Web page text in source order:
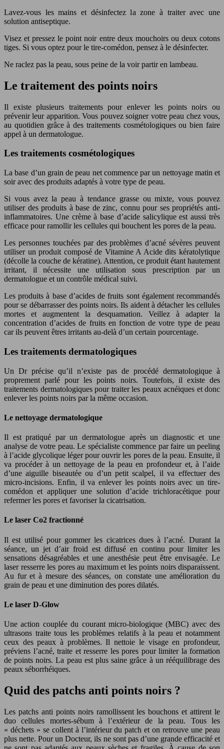
Lavez-vous les mains et désinfectez la zone à traiter avec une
solution antiseptique.
Visez et pressez le point noir entre deux mouchoirs ou deux cotons
tiges. Si vous optez pour le tire-comédon, pensez à le désinfecter.
Ne raclez pas la peau, sous peine de la voir partir en lambeau.
Le traitement des points noirs
Il existe plusieurs traitements pour enlever les points noirs ou
prévenir leur apparition. Vous pouvez soigner votre peau chez vous,
au quotidien grâce à des traitements cosmétologiques ou bien faire
appel à un dermatologue.
Les traitements cosmétologiques
La base d’un grain de peau net commence par un nettoyage matin et
soir avec des produits adaptés à votre type de peau.
Si vous avez la peau à tendance grasse ou mixte, vous pouvez
utiliser des produits à base de zinc, connu pour ses propriétés anti-
inflammatoires. Une crème à base d’acide salicylique est aussi très
efficace pour ramollir les cellules qui bouchent les pores de la peau.
Les personnes touchées par des problèmes d’acné sévères peuvent
utiliser un produit composé de Vitamine A Acide dits kératolytique
(décolle la couche de kératine). Attention, ce produit étant hautement
irritant, il nécessite une utilisation sous prescription par un
dermatologue et un contrôle médical suivi.
Les produits à base d’acides de fruits sont également recommandés
pour se débarrasser des points noirs. Ils aident à détacher les cellules
mortes et augmentent la desquamation. Veillez à adapter la
concentration d’acides de fruits en fonction de votre type de peau
car ils peuvent êtres irritants au-delà d’un certain pourcentage.
Les traitements dermatologiques
Un Dr précise qu’il n’existe pas de procédé dermatologique à
proprement parlé pour les points noirs. Toutefois, il existe des
traitements dermatologiques pour traiter les peaux acnéiques et donc
enlever les points noirs par la même occasion.
Le nettoyage dermatologique
Il est pratiqué par un dermatologue après un diagnostic et une
analyse de votre peau. Le spécialiste commence par faire un peeling
à l’acide glycolique léger pour ouvrir les pores de la peau. Ensuite, il
va procéder à un nettoyage de la peau en profondeur et, à l’aide
d’une aiguille biseautée ou d’un petit scalpel, il va effectuer des
micro-incisions. Enfin, il va enlever les points noirs avec un tire-
comédon et appliquer une solution d’acide trichloracétique pour
refermer les pores et favoriser la cicatrisation.
Le laser Co2 fractionné
Il est utilisé pour gommer les cicatrices dues à l’acné. Durant la
séance, un jet d’air froid est diffusé en continu pour limiter les
sensations désagréables et une anesthésie peut être envisagée. Le
laser resserre les pores au maximum et les points noirs disparaissent.
Au fur et à mesure des séances, on constate une amélioration du
grain de peau et une diminution des pores dilatés.
Le laser D-Glow
Une action couplée du courant micro-biologique (MBC) avec des
ultrasons traite tous les problèmes relatifs à la peau et notamment
ceux des peaux à problèmes. Il nettoie le visage en profondeur,
préviens l’acné, traite et resserre les pores pour limiter la formation
de points noirs. La peau est plus saine grâce à un rééquilibrage des
peaux séborrhéiques.
Quid des patchs anti points noirs ?
Les patchs anti points noirs ramollissent les bouchons et attirent le
duo cellules mortes-sébum à l’extérieur de la peau. Tous les
« déchets » se collent à l’intérieur du patch et on retrouve une peau
plus nette. Pour un Docteur, ils ne sont pas d’une grande efficacité et